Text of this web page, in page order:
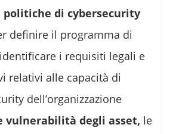
politiche di cybersecurity
definire il programma di
i requisiti legali e
relativi alle capacità di
dell’organizzazione
vulnerabilità degli asset, le